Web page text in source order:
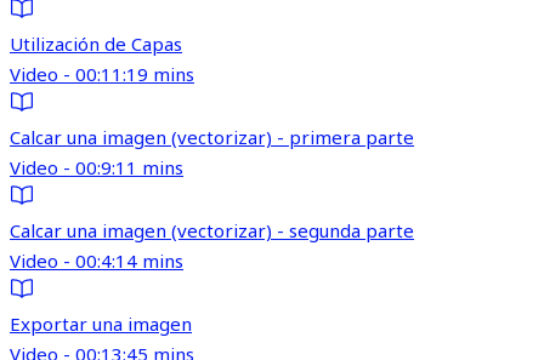
Utilización de Capas
Video - 00:11:19 mins
Calcar una imagen (vectorizar) - primera parte
Video - 00:9:11 mins
Calcar una imagen (vectorizar) - segunda parte
Video - 00:4:14 mins
Exportar una imagen
Video - 00:13:45 mins